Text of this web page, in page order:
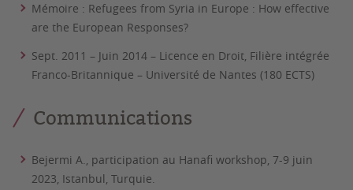
Mémoire : Refugees from Syria in Europe : How effective
are the European Responses?
Sept. 2011 – Juin 2014 – Licence en Droit, Filière intégrée
Franco-Britannique – Université de Nantes (180 ECTS)
Communications
Bejermi A., participation au Hanafi workshop, 7-9 juin
2023, Istanbul, Turquie.